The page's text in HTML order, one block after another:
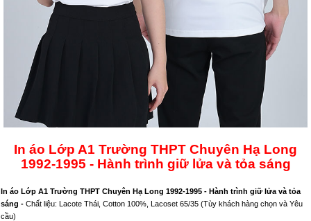
In áo Lớp A1 Trường THPT Chuyên Hạ Long
1992-1995 - Hành trình giữ lửa và tỏa sáng
In áo Lớp A1 Trường THPT Chuyên Hạ Long 1992-1995 - Hành trình giữ lửa và tỏa
sáng - Chất liệu: Lacote Thái, Cotton 100%, Lacoset 65/35 (Tùy khách hàng chọn và Yêu
cầu)